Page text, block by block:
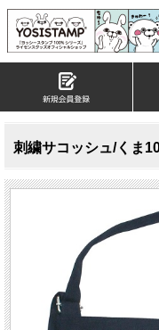
刺繍サコッシュ/くま